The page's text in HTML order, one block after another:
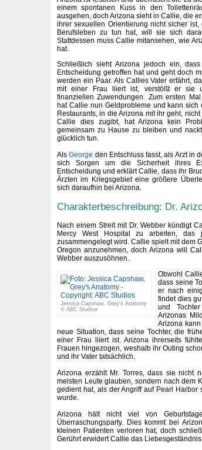
einem spontanen Kuss in den
ausgehen, doch Arizona sieht in Callie, die
ihrer sexuellen Orientierung nicht sicher
Berufsleben zu tun hat, will sie sich
Stattdessen muss Callie mitansehen, wie
hat.
Schließlich sieht Arizona jedoch ein,
Entscheidung getroffen hat und geht doch
werden ein Paar. Als Callies Vater erfährt,
mit einer Frau liiert ist, verstößt er sie
finanziellen Zuwendungen. Zum ersten
hat Callie nun Geldprobleme und kann sich
Restaurants, in die Arizona mit ihr geht,
Callie dies zugibt, hat Arizona kein
gemeinsam zu Hause zu bleiben und
glücklich tun.
AlsGeorge den Entschluss fasst, als Arzt in
sich Sorgen um die Sicherheit ihres
Entscheidung und erklärt Callie, dass ihr
Ärzten im Kriegsgebiet eine größere
sich daraufhin bei Arizona.
Charakterbeschreibung: Dr.
Nach einem Streit mit Dr. Webber kündigt
Mercy West Hospital zu arbeiten,
zusammengelegt wird. Callie spielt mit dem
Oregon anzunehmen, doch Arizona will
Webber auszusöhnen.
Jessica Capshaw, Grey's Anatomy
© ABC Studios
Obwohl
dass seine
er nach
findet dies
und
Arizonas
Arizona
neue Situation, dass seine Tochter, die
einer Frau liiert ist. Arizona ihrerseits
Frauen hingezogen, weshalb ihr Outing
und ihr Vater tatsächlich.
Arizona erzählt Mr. Torres, dass sie nicht
meisten Leute glauben, sondern nach dem
gedient hat, als der Angriff auf Pearl Harbor
wurde.
Arizona hält nicht viel von
Überraschungsparty. Dies kommt bei
kleinen Patienten verloren hat, doch
Gerührt erwidert Callie das